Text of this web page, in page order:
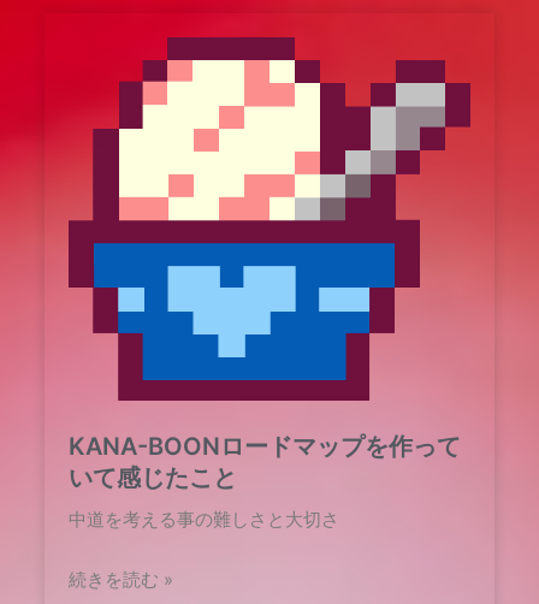
KANA-BOONロードマップを作って
いて感じたこと
中道を考える事の難しさと大切さ
続きを読む »